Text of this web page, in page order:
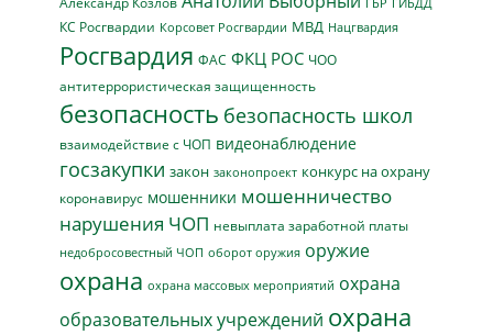
КС Росгвардии Корсовет Росгвардии МВД Нацгвардия
Росгвардия ФАС ФКЦ РОС ЧОО
антитеррористическая защищенность
безопасность безопасность школ
взаимодействие с ЧОП видеонаблюдение
госзакупки закон законопроект конкурс на охрану
коронавирус мошенники мошенничество
нарушения ЧОП невыплата заработной платы
недобросовестный ЧОП оборот оружия оружие
охрана охрана массовых мероприятий охрана
образовательных учреждений охрана